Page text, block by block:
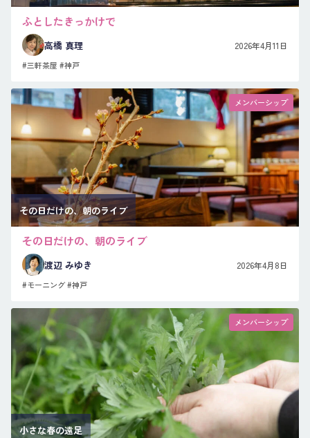
ふとしたきっかけで
高橋 真理 2026年4月11日
#三軒茶屋 #神戸
メンバーシップ
その日だけの、朝のライブ
その日だけの、朝のライブ
渡辺 みゆき 2026年4月8日
#モーニング#神戸
メンバーシップ
小さな春の遠足